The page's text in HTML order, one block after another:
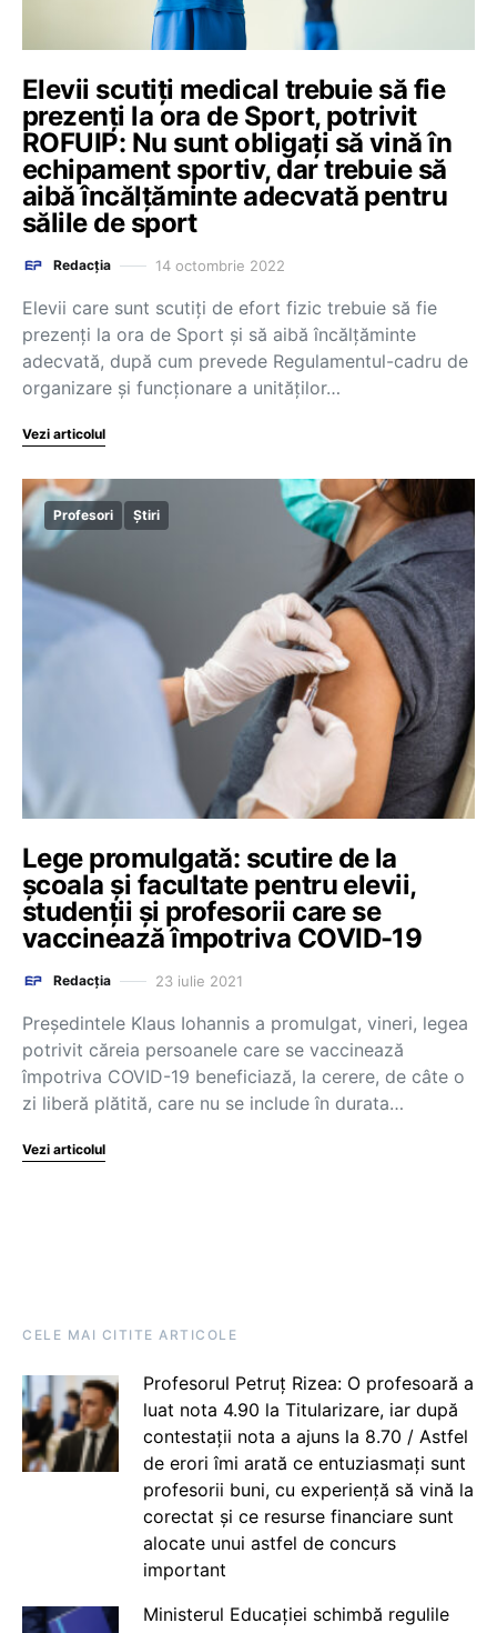
Elevii scutiți medical trebuie să fie
prezenți la ora de Sport, potrivit
ROFUIP: Nu sunt obligați să vină în
echipament sportiv, dar trebuie să
aibă încălțăminte adecvată pentru
sălile de sport
Redacția 14 octombrie 2022
Elevii care sunt scutiți de efort fizic trebuie să fie
prezenți la ora de Sport și să aibă încălțăminte
adecvată, după cum prevede Regulamentul-cadru de
organizare și funcționare a unităților…
Vezi articolul
Profesori Știri
Lege promulgată: scutire de la
școala și facultate pentru elevii,
studenții și profesorii care se
vaccinează împotriva COVID-19
Redacția 23 iulie 2021
Preşedintele Klaus Iohannis a promulgat, vineri, legea
potrivit căreia persoanele care se vaccinează
împotriva COVID-19 beneficiază, la cerere, de câte o
zi liberă plătită, care nu se include în durata…
Vezi articolul
CELE MAI CITITE ARTICOLE
Profesorul Petruț Rizea: O profesoară a
luat nota 4.90 la Titularizare, iar după
contestații nota a ajuns la 8.70 / Astfel
de erori îmi arată ce entuziasmați sunt
profesorii buni, cu experiență să vină la
corectat și ce resurse financiare sunt
alocate unui astfel de concurs
important
Ministerul Educației schimbă regulile